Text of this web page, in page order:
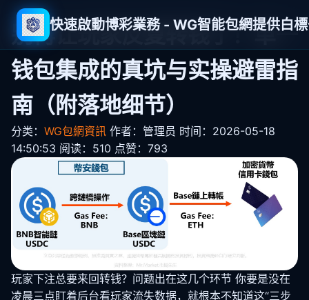
快速啟動博彩業務 - WG智能包網提供白
别再让玩家反复转钱了！单一
钱包集成的真坑与实操避雷指
南（附落地细节）
分类： WG包網資訊 作者：管理员 时间：2026-05-18
14:50:53 阅读：510 点赞：793
玩家下注总要来回转钱？问题出在这几个环节 你要是没在
凌晨三点盯着后台看玩家流失数据，就根本不知道这“三步